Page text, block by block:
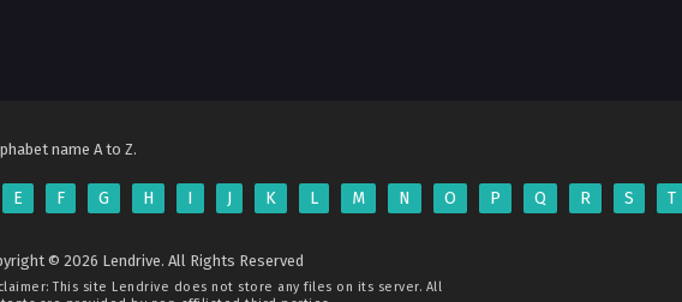
name A to Z.
E F G H I J K L M N O P Q R S T
© 2026 Lendrive. All Rights Reserved
This site Lendrive does not store any files on its server. All